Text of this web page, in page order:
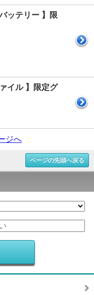
ッテリー 】限
イル 】限定グ
ジへ
ページの先頭へ戻る